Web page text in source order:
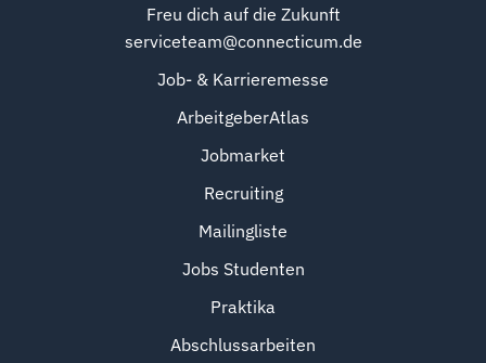
Freu dich auf die Zukunft
serviceteam@connecticum.de
Job- & Karrieremesse
ArbeitgeberAtlas
Jobmarket
Recruiting
Mailingliste
Jobs Studenten
Praktika
Abschlussarbeiten